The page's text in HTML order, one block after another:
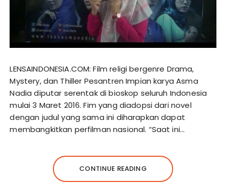
LENSAINDONESIA.COM: Film religi bergenre Drama,
Mystery, dan Thiller Pesantren Impian karya Asma
Nadia diputar serentak di bioskop seluruh Indonesia
mulai 3 Maret 2016. Fim yang diadopsi dari novel
dengan judul yang sama ini diharapkan dapat
membangkitkan perfilman nasional. “Saat ini…
CONTINUE READING